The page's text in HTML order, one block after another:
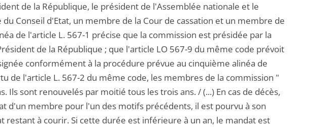
de la République, le président de l'Assemblée nationale et le
Conseil d'Etat, un membre de la Cour de cassation et un membre de
de l'article L. 567-1 précise que la commission est présidée par la
de la République ; que l'article LO 567-9 du même code prévoit
conformément à la procédure prévue au cinquième alinéa de
de l'article L. 567-2 du même code, les membres de la commission "
Ils sont renouvelés par moitié tous les trois ans. / (...) En cas de décès,
d'un membre pour l'un des motifs précédents, il est pourvu à son
à courir. Si cette durée est inférieure à un an, le mandat est